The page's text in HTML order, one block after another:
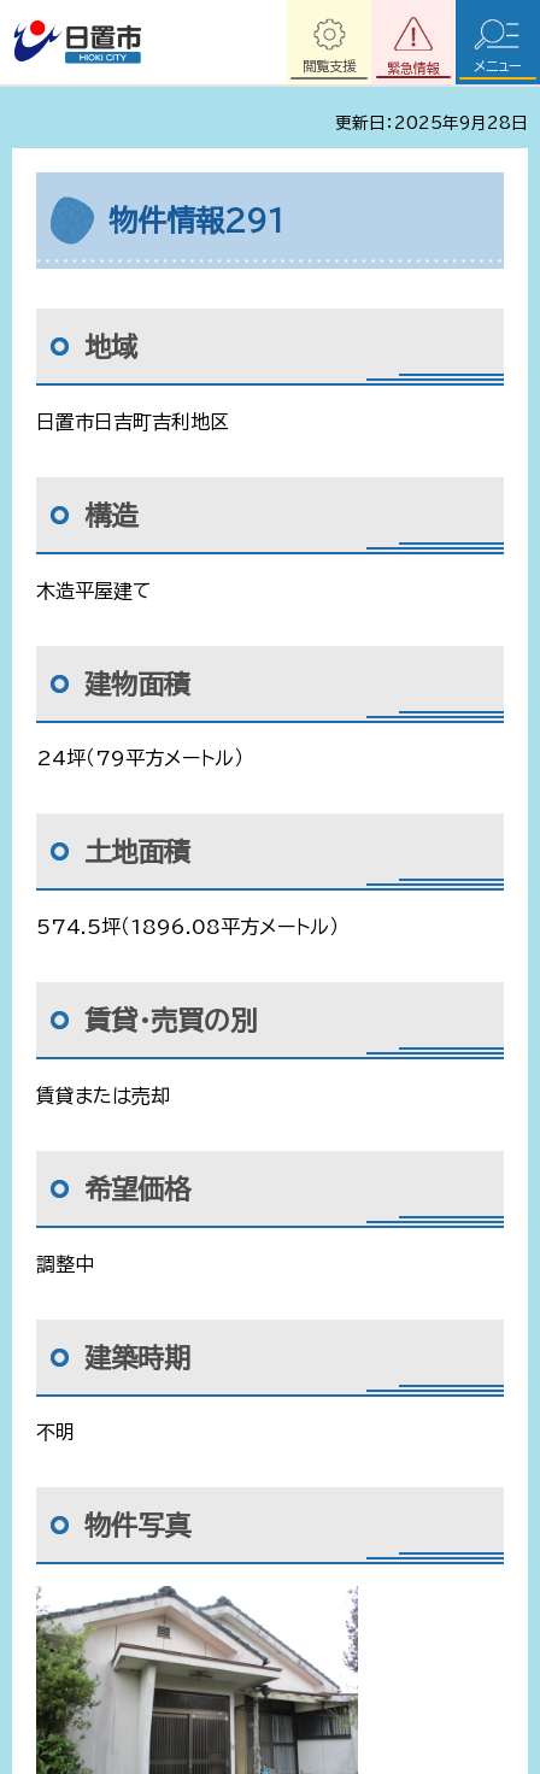
緊急情報
閲覧支援 メニュー
更新日：2025年9月28日
物件情報291
地域
日置市日吉町吉利地区
構造
木造平屋建て
建物面積
24坪（79平方メートル）
土地面積
574.5坪（1896.08平方メートル）
賃貸・売買の別
賃貸または売却
希望価格
調整中
建築時期
不明
物件写真